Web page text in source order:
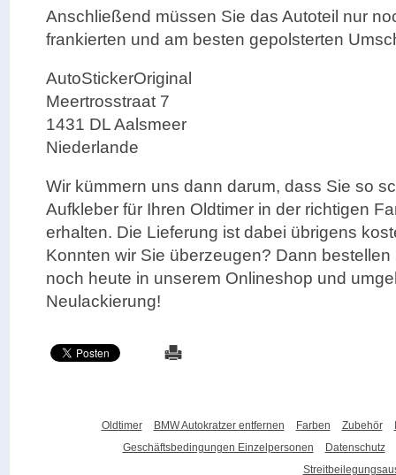
Anschließend müssen Sie das Autoteil nur
frankierten und am besten gepolsterten
AutoStickerOriginal
Meertrosstraat 7
1431 DL Aalsmeer
Niederlande
Wir kümmern uns dann darum, dass Sie so
Aufkleber für Ihren Oldtimer in der richtigen
erhalten. Die Lieferung ist dabei übrigens
Konnten wir Sie überzeugen? Dann
noch heute in unserem Onlineshop und
Neulackierung!
Oldtimer BMW Autokratzer entfernen Farben Zubehör
Geschäftsbedingungen Einzelpersonen
Datenschutz